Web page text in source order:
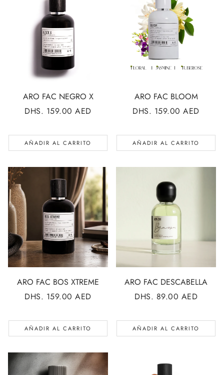
ARO FAC NEGRO X
PRECIO
DHS. 159.00 AED
AÑADIR AL CARRITO
ARO FAC BLOOM
PRECIO
DHS. 159.00 AED
AÑADIR AL CARRITO
ARO FAC BOS XTREME
PRECIO
DHS. 159.00 AED
AÑADIR AL CARRITO
ARO FAC DESCABELLA
PRECIO
DHS. 89.00 AED
AÑADIR AL CARRITO